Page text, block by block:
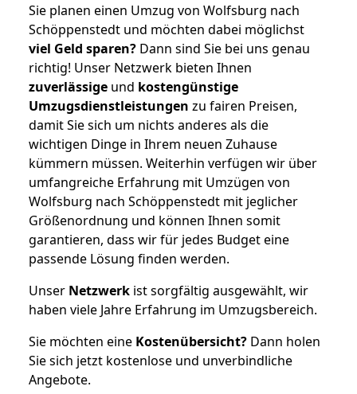
Sie planen einen Umzug von Wolfsburg nach
Schöppenstedt und möchten dabei möglichst
viel Geld sparen? Dann sind Sie bei uns genau
richtig! Unser Netzwerk bieten Ihnen
zuverlässige und kostengünstige
Umzugsdienstleistungen zu fairen Preisen,
damit Sie sich um nichts anderes als die
wichtigen Dinge in Ihrem neuen Zuhause
kümmern müssen. Weiterhin verfügen wir über
umfangreiche Erfahrung mit Umzügen von
Wolfsburg nach Schöppenstedt mit jeglicher
Größenordnung und können Ihnen somit
garantieren, dass wir für jedes Budget eine
passende Lösung finden werden.
Unser Netzwerk ist sorgfältig ausgewählt, wir
haben viele Jahre Erfahrung im Umzugsbereich.
Sie möchten eine Kostenübersicht? Dann holen
Sie sich jetzt kostenlose und unverbindliche
Angebote.